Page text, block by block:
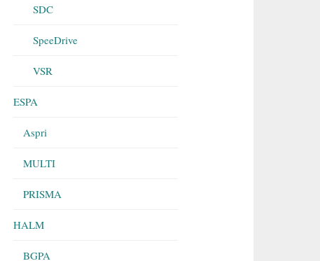
SDC
SpeeDrive
VSR
ESPA
Aspri
MULTI
PRISMA
HALM
BGPA